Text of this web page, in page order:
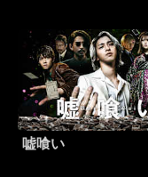
嘘喰い